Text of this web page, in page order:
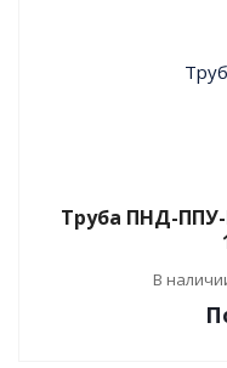
Труба ПНД-ППУ-
В